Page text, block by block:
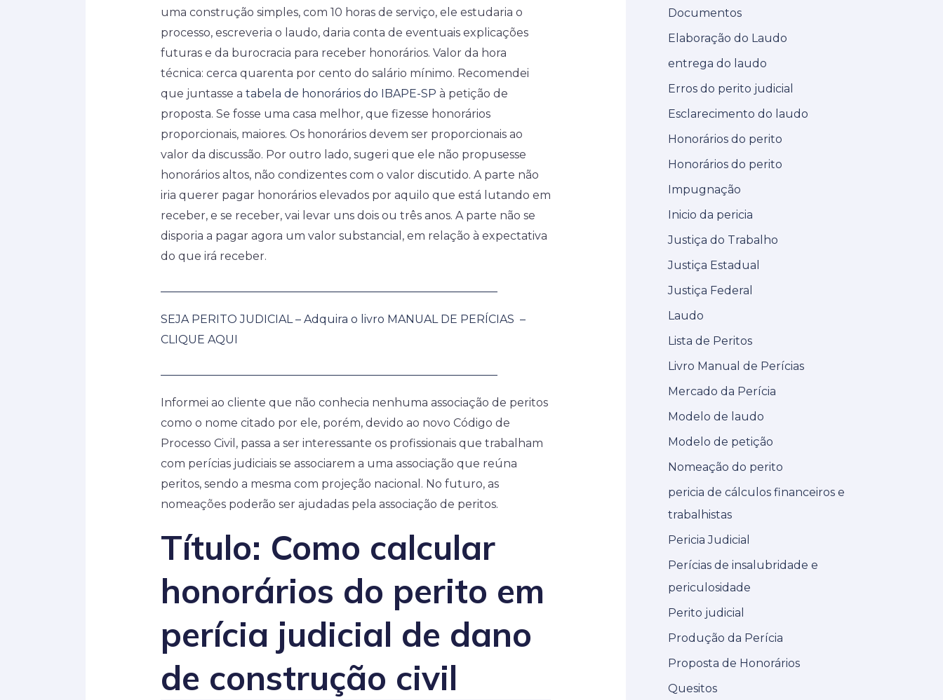
uma construção simples, com 10 horas de serviço, ele estudaria o
processo, escreveria o laudo, daria conta de eventuais explicações
futuras e da burocracia para receber honorários. Valor da hora
técnica: cerca quarenta por cento do salário mínimo. Recomendei
que juntasse a tabela de honorários do IBAPE-SP à petição de
proposta. Se fosse uma casa melhor, que fizesse honorários
proporcionais, maiores. Os honorários devem ser proporcionais ao
valor da discussão. Por outro lado, sugeri que ele não propusesse
honorários altos, não condizentes com o valor discutido. A parte não
iria querer pagar honorários elevados por aquilo que está lutando em
receber, e se receber, vai levar uns dois ou três anos. A parte não se
disporia a pagar agora um valor substancial, em relação à expectativa
do que irá receber.
SEJA PERITO JUDICIAL – Adquira o livro MANUAL DE PERÍCIAS –
CLIQUE AQUI
Informei ao cliente que não conhecia nenhuma associação de peritos
como o nome citado por ele, porém, devido ao novo Código de
Processo Civil, passa a ser interessante os profissionais que trabalham
com perícias judiciais se associarem a uma associação que reúna
peritos, sendo a mesma com projeção nacional. No futuro, as
nomeações poderão ser ajudadas pela associação de peritos.
Título: Como calcular
honorários do perito em
perícia judicial de dano
de construção civil
Documentos
Elaboração do Laudo
entrega do laudo
Erros do perito judicial
Esclarecimento do laudo
Honorários do perito
Honorários do perito
Impugnação
Inicio da pericia
Justiça do Trabalho
Justiça Estadual
Justiça Federal
Laudo
Lista de Peritos
Livro Manual de Perícias
Mercado da Perícia
Modelo de laudo
Modelo de petição
Nomeação do perito
pericia de cálculos financeiros e
trabalhistas
Pericia Judicial
Perícias de insalubridade e
periculosidade
Perito judicial
Produção da Perícia
Proposta de Honorários
Quesitos